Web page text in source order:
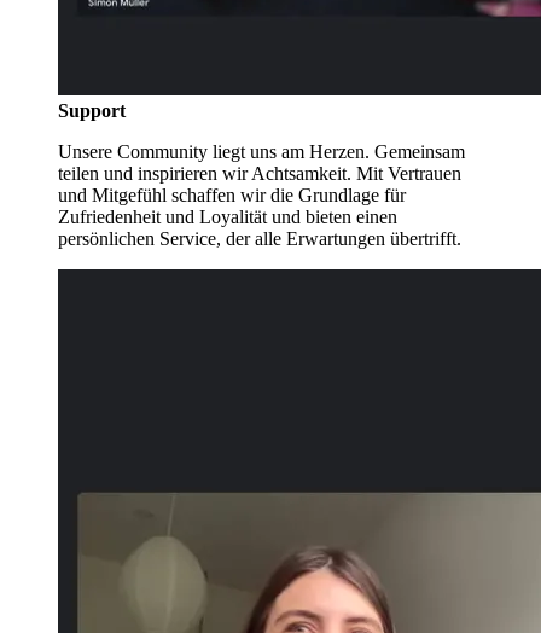
Support
Unsere Community liegt uns am Herzen. Gemeinsam
teilen und inspirieren wir Achtsamkeit. Mit Vertrauen
und Mitgefühl schaffen wir die Grundlage für
Zufriedenheit und Loyalität und bieten einen
persönlichen Service, der alle Erwartungen übertrifft.